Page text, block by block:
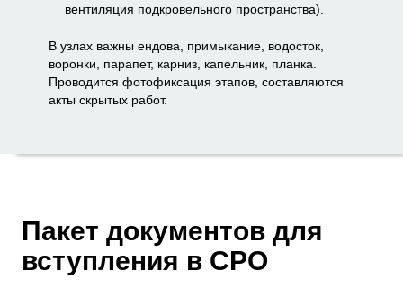
вентиляция подкровельного пространства).
В узлах важны ендова, примыкание, водосток,
воронки, парапет, карниз, капельник, планка.
Проводится фотофиксация этапов, составляются
акты скрытых работ.
Пакет документов для
вступления в СРО